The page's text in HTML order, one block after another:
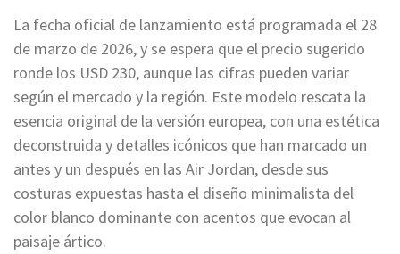
La fecha oficial de lanzamiento está programada el 28
de marzo de 2026, y se espera que el precio sugerido
ronde los USD 230, aunque las cifras pueden variar
según el mercado y la región. Este modelo rescata la
esencia original de la versión europea, con una estética
deconstruida y detalles icónicos que han marcado un
antes y un después en las Air Jordan, desde sus
costuras expuestas hasta el diseño minimalista del
color blanco dominante con acentos que evocan al
paisaje ártico.